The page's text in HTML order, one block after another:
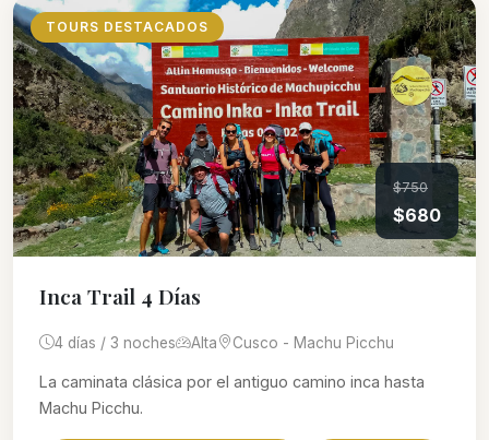
TOURS DESTACADOS
$750
$680
Inca Trail 4 Días
4 días / 3 noches Alta Cusco - Machu Picchu
La caminata clásica por el antiguo camino inca hasta
Machu Picchu.